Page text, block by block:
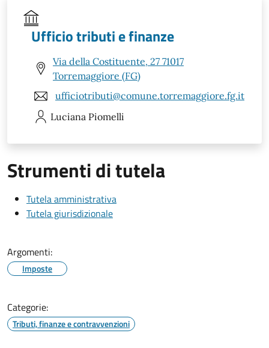
Ufficio tributi e finanze
Via della Costituente, 27 71017
Torremaggiore (FG)
ufficiotributi@comune.torremaggiore.fg.it
Luciana Piomelli
Strumenti di tutela
Tutela amministrativa
Tutela giurisdizionale
Argomenti:
Imposte
Categorie:
Tributi, finanze e contravvenzioni